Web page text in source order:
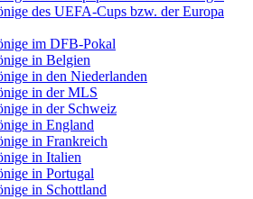
des UEFA-Cups bzw. der Europa
im DFB-Pokal
in Belgien
in den Niederlanden
in der MLS
in der Schweiz
in England
in Frankreich
in Italien
in Portugal
in Schottland